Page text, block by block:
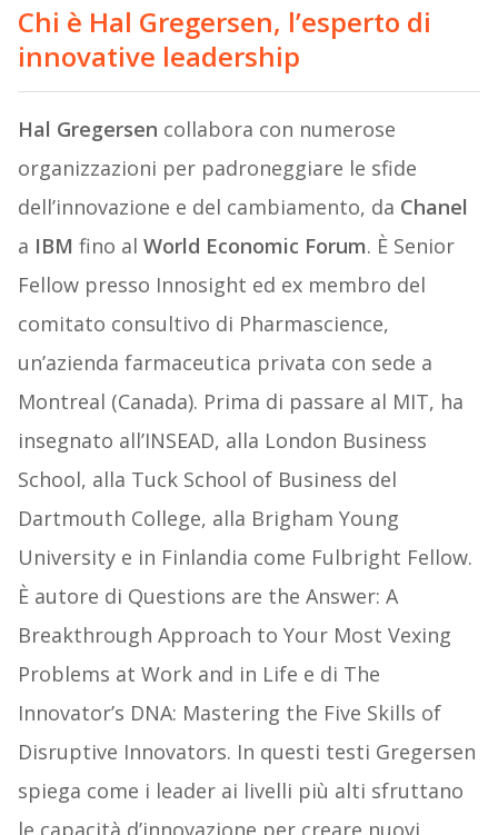
Chi è Hal Gregersen, l’esperto di
innovative leadership
Hal Gregersen collabora con numerose
organizzazioni per padroneggiare le sfide
dell’innovazione e del cambiamento, da Chanel
a IBM fino al World Economic Forum. È Senior
Fellow presso Innosight ed ex membro del
comitato consultivo di Pharmascience,
un’azienda farmaceutica privata con sede a
Montreal (Canada). Prima di passare al MIT, ha
insegnato all’INSEAD, alla London Business
School, alla Tuck School of Business del
Dartmouth College, alla Brigham Young
University e in Finlandia come Fulbright Fellow.
È autore di Questions are the Answer: A
Breakthrough Approach to Your Most Vexing
Problems at Work and in Life e di The
Innovator’s DNA: Mastering the Five Skills of
Disruptive Innovators. In questi testi Gregersen
spiega come i leader ai livelli più alti sfruttano